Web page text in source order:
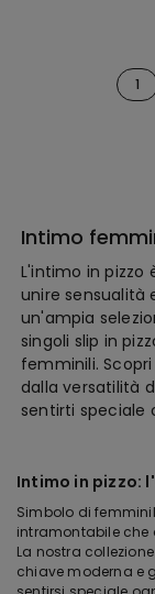
1
Intimo
L'intimo in pizzo
unire sensualità
un'ampia
singoli slip in
femminili.
dalla versatilità
sentirti speciale
Intimo in pizzo:
Simbolo di
intramontabile
La nostra
chiave moderna e